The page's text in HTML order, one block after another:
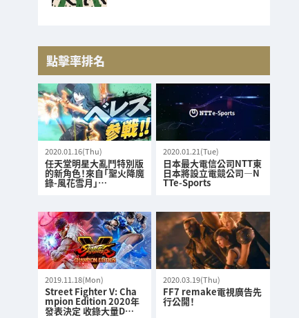
點擊率排名
2020.01.16(Thu)
任天堂明星大亂鬥特別版
的新角色！來自「聖火降魔
錄-風花雪月」…
2020.01.21(Tue)
日本最大電信公司NTT東
日本將設立電競公司—N
TTe-Sports
2019.11.18(Mon)
Street Fighter V: Cha
mpion Edition 2020年
發表決定 收錄大量D…
2020.03.19(Thu)
FF7 remake電視廣告先
行公開！